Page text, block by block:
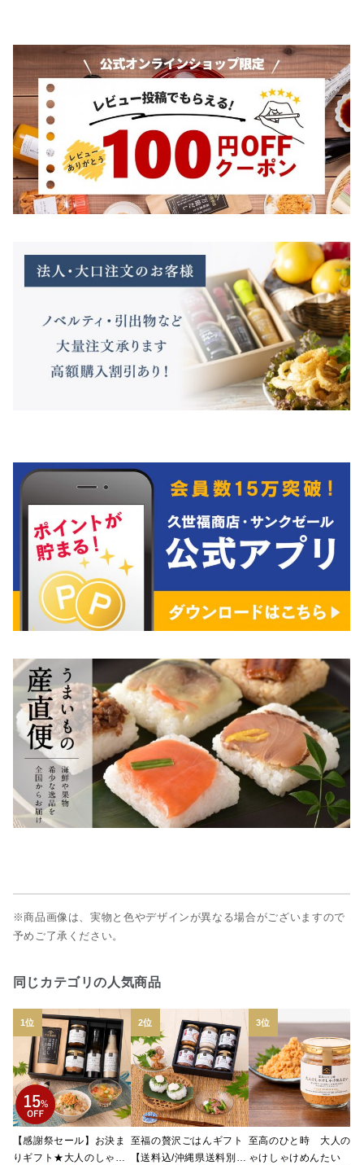
※商品画像は、実物と色やデザインが異なる場合がございますので
予めご了承ください。
同じカテゴリの人気商品
【感謝祭セール】お決ま
りギフト★大人のしゃけ
至福の贅沢ごはんギフト
【送料込/沖縄県送料別
至高のひと時 大人のし
ゃけしゃけめんたい